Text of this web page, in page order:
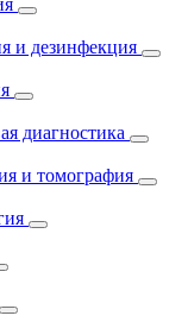
и дезинфекция
диагностика
и томография